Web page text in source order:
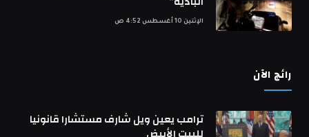
الإثنين 10 أغسطس 4:52 ص
رائج الآن
ترامب يعين ويل شارف مستشارا قانونيا